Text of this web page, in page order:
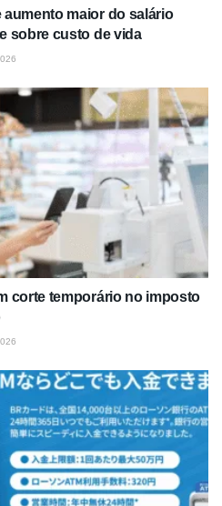
maior do salário
sobre custo de vida
corte temporário no imposto